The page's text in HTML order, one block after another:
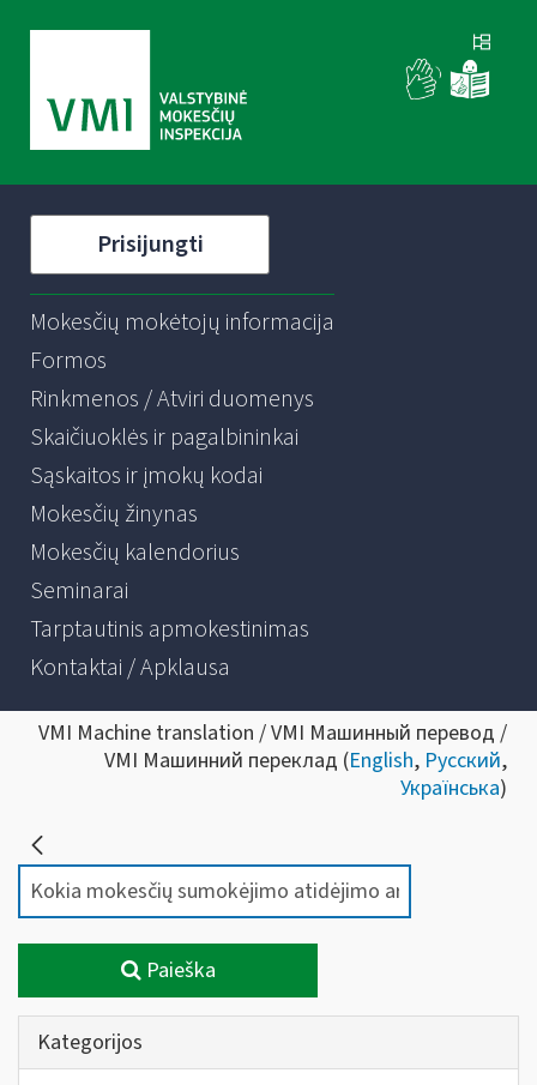
Prisijungti
Mokesčių mokėtojų informacija
Formos
Rinkmenos / Atviri duomenys
Skaičiuoklės ir pagalbininkai
Sąskaitos ir įmokų kodai
Mokesčių žinynas
Mokesčių kalendorius
Seminarai
Tarptautinis apmokestinimas
Kontaktai / Apklausa
VMI Machine translation / VMI Машинный перевод /
VMI Машинний переклад (English, Русский,
Українська)
Paieška
Kategorijos